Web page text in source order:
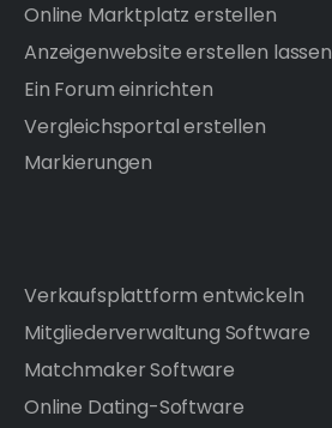
Online Marktplatz erstellen
Anzeigenwebsite erstellen lassen
Ein Forum einrichten
Vergleichsportal erstellen
Markierungen
Verkaufsplattform entwickeln
Mitgliederverwaltung Software
Matchmaker Software
Online Dating-Software